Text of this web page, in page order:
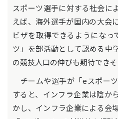
スポーツ選手に対する社会に
えば、海外選手が国内の大会
ビザを取得できるようになっ
ツ」を部活動として認める中
の競技人口の伸びも期待できそ
チームや選手が「eスポー
すると、インフラ企業は陰か
かし、インフラ企業による会